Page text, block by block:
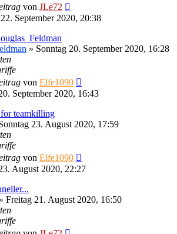
von JLe72
September 2020, 20:38
» Sonntag 20. September 2020, 16:28
von Elfe1090
September 2020, 16:43
teamkilling
23. August 2020, 17:59
von Elfe1090
August 2020, 22:27
» Freitag 21. August 2020, 16:50